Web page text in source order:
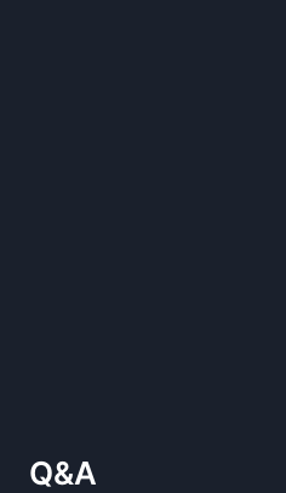
Q&A